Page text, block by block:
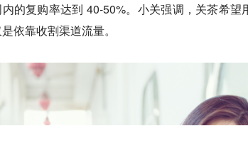
的复购率达到 40-50%。小关强调，关茶希
依靠收割渠道流量。